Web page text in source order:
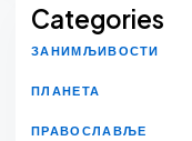
Categories
ЗАНИМЉИВОСТИ
ПЛАНЕТА
ПРАВОСЛАВЉЕ